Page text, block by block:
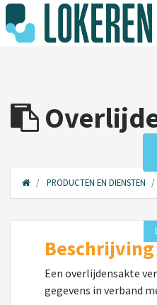
PRODUCTEN EN DIENSTEN
Beschrijving
Een overlijdensakte
gegevens in verband